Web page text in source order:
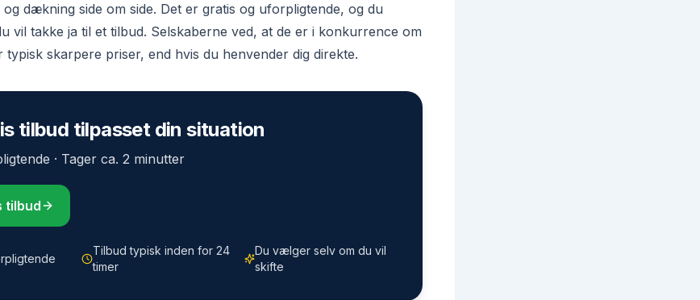
og dækning side om side. Det er gratis og uforpligtende, og du
vil takke ja til et tilbud. Selskaberne ved, at de er i konkurrence om
skarpere priser, end hvis du henvender dig direkte.
tilbud tilpasset din situation
· Tager ca. 2 minutter
tilbud
Tilbud typisk inden for 24
timer
Du vælger selv om du vil
skifte